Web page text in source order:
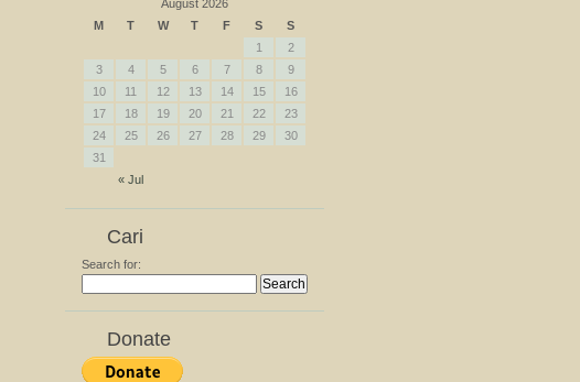
August 2026
M
T W T F S S
« Jul
1
2
3
4 5 6 7 8
9
10
11 12 13 14 15
16
17
18 19 20 21 22
23
24
25 26 27 28 29
30
31
Cari
Search for:
Donate